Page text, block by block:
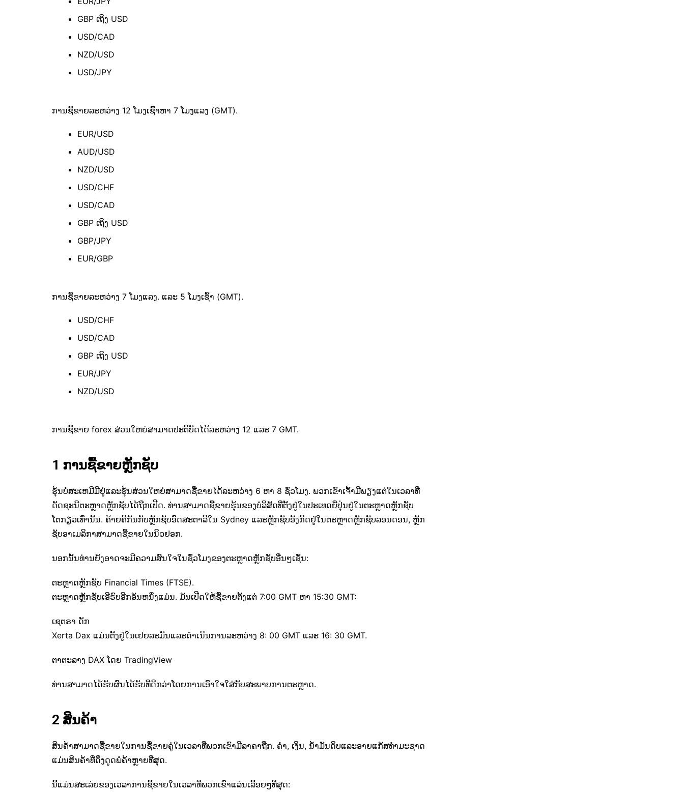
GBP ເຖິງ USD
USD/CAD
NZD/USD
USD/JPY
ການຊື້ຂາຍລະຫວ່າງ 12 ໂມງເຊົ້າຫາ 7 ໂມງແລງ (GMT).
EUR/USD
AUD/USD
NZD/USD
USD/CHF
USD/CAD
GBP ເຖິງ USD
GBP/JPY
EUR/GBP
ການຊື້ຂາຍລະຫວ່າງ 7 ໂມງແລງ. ແລະ 5 ໂມງເຊົ້າ (GMT).
USD/CHF
USD/CAD
GBP ເຖິງ USD
EUR/JPY
NZD/USD
ການຊື້ຂາຍ forex ສ່ວນໃຫຍ່ສາມາດປະຕິບັດໄດ້ລະຫວ່າງ 12 ແລະ 7 GMT.
1 ການຊື້ຂາຍຫຼັກຊັບ
ຮຸ້ນບໍ່ສະເຫມີມີຢູ່ແລະຮຸ້ນສ່ວນໃຫຍ່ສາມາດຊື້ຂາຍໄດ້ລະຫວ່າງ 6 ຫາ 8 ຊົ່ວໂມງ. ພວກເຂົາເຈົ້າມີພຽງແຕ່ໃນເວລາທີ່
ດັດຊະນີຕະຫຼາດຫຼັກຊັບໄດ້ຖືກເປີດ. ທ່ານສາມາດຊື້ຂາຍຮຸ້ນຂອງບໍລິສັດທີ່ຕັ້ງຢູ່ໃນປະເທດຍີ່ປຸ່ນຢູ່ໃນຕະຫຼາດຫຼັກຊັບ
ໂຕກຽວເທົ່ານັ້ນ. ຄ້າຍຄືກັນກັບຫຼັກຊັບອົດສະຕາລີໃນ Sydney ແລະຫຼັກຊັບອັງກິດຢູ່ໃນຕະຫຼາດຫຼັກຊັບລອນດອນ, ຫຼັກ
ຊັບອາເມລິກາສາມາດຊື້ຂາຍໃນນິວຢອກ.
ນອກນັ້ນທ່ານຍັງອາດຈະມີຄວາມສົນໃຈໃນຊົ່ວໂມງຂອງຕະຫຼາດຫຼັກຊັບອື່ນໆເຊັ່ນ:
ຕະຫຼາດຫຼັກຊັບ Financial Times (FTSE).
ຕະຫຼາດຫຼັກຊັບເອີຣົບອີກອັນຫນຶ່ງແມ່ນ. ມັນເປີດໃຫ້ຊື້ຂາຍຕັ້ງແຕ່ 7:00 GMT ຫາ 15:30 GMT:
ເຊຕຣາ ດັກ
Xerta Dax ແມ່ນຕັ້ງຢູ່ໃນເຢຍລະມັນແລະດໍາເນີນການລະຫວ່າງ 8: 00 GMT ແລະ 16: 30 GMT.
ຕາຕະລາງ DAX ໂດຍ TradingView
ທ່ານສາມາດໄດ້ຮັບຜົນໄດ້ຮັບທີ່ດີກວ່າໂດຍການເອົາໃຈໃສ່ກັບສະພາບການຕະຫຼາດ.
2 ສິນຄ້າ
ສິນຄ້າສາມາດຊື້ຂາຍໃນການຊື້ຂາຍຄູ່ໃນເວລາທີ່ພວກເຂົາມີລາຄາຖືກ. ຄໍາ, ເງິນ, ນ້ໍາມັນດິບແລະອາຍແກັສທໍາມະຊາດ
ແມ່ນສິນຄ້າທີ່ດຶງດູດພໍ່ຄ້າຫຼາຍທີ່ສຸດ.
ນີ້ແມ່ນສະເລ່ຍຂອງເວລາການຊື້ຂາຍໃນເວລາທີ່ພວກເຂົາແລ່ນເລື້ອຍໆທີ່ສຸດ: